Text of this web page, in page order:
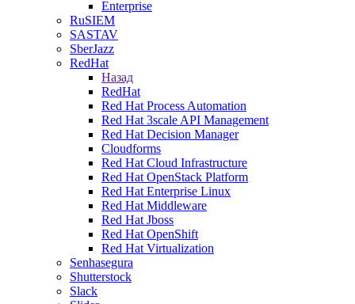
Enterprise
RuSIEM
SASTAV
SberJazz
RedHat
Назад
RedHat
Red Hat Process Automation
Red Hat 3scale API Management
Red Hat Decision Manager
Cloudforms
Red Hat Cloud Infrastructure
Red Hat OpenStack Platform
Red Hat Enterprise Linux
Red Hat Middleware
Red Hat Jboss
Red Hat OpenShift
Red Hat Virtualization
Senhasegura
Shutterstock
Slack